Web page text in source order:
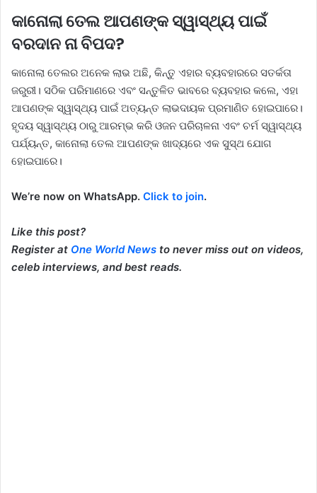
କାନୋଲା ତେଲ ଆପଣଙ୍କ ସ୍ୱାସ୍ଥ୍ୟ ପାଇଁ
ବରଦାନ ନା ବିପଦ?
କାନୋଲା ତେଲର ଅନେକ ଲାଭ ଅଛି, କିନ୍ତୁ ଏହାର ବ୍ୟବହାରରେ ସତର୍କତା
ଜରୁରୀ। ସଠିକ ପରିମାଣରେ ଏବଂ ସନ୍ତୁଳିତ ଭାବରେ ବ୍ୟବହାର କଲେ, ଏହା
ଆପଣଙ୍କ ସ୍ୱାସ୍ଥ୍ୟ ପାଇଁ ଅତ୍ୟନ୍ତ ଲାଭଦାୟକ ପ୍ରମାଣିତ ହୋଇପାରେ।
ହୃଦୟ ସ୍ୱାସ୍ଥ୍ୟ ଠାରୁ ଆରମ୍ଭ କରି ଓଜନ ପରିଚାଳନା ଏବଂ ଚର୍ମ ସ୍ୱାସ୍ଥ୍ୟ
ପର୍ଯ୍ୟନ୍ତ, କାନୋଲା ତେଲ ଆପଣଙ୍କ ଖାଦ୍ୟରେ ଏକ ସୁସ୍ଥ ଯୋଗ
ହୋଇପାରେ।
We’re now on WhatsApp. Click to join.
Like this post?
Register at One World News to never miss out on videos,
celeb interviews, and best reads.